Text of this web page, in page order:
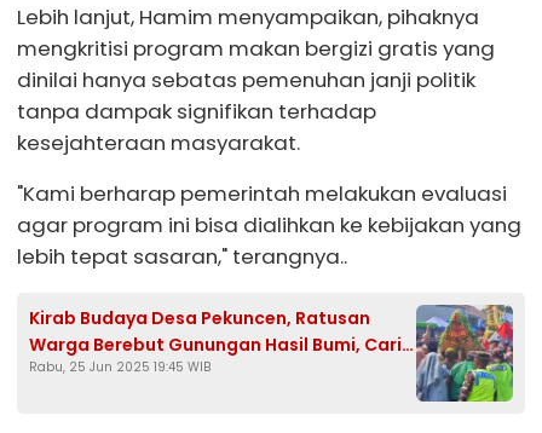
Lebih lanjut, Hamim menyampaikan, pihaknya
mengkritisi program makan bergizi gratis yang
dinilai hanya sebatas pemenuhan janji politik
tanpa dampak signifikan terhadap
kesejahteraan masyarakat.
"Kami berharap pemerintah melakukan evaluasi
agar program ini bisa dialihkan ke kebijakan yang
lebih tepat sasaran," terangnya..
Kirab Budaya Desa Pekuncen, Ratusan
Warga Berebut Gunungan Hasil Bumi, Cari
Keberkahan
Rabu, 25 Jun 2025 19:45 WIB